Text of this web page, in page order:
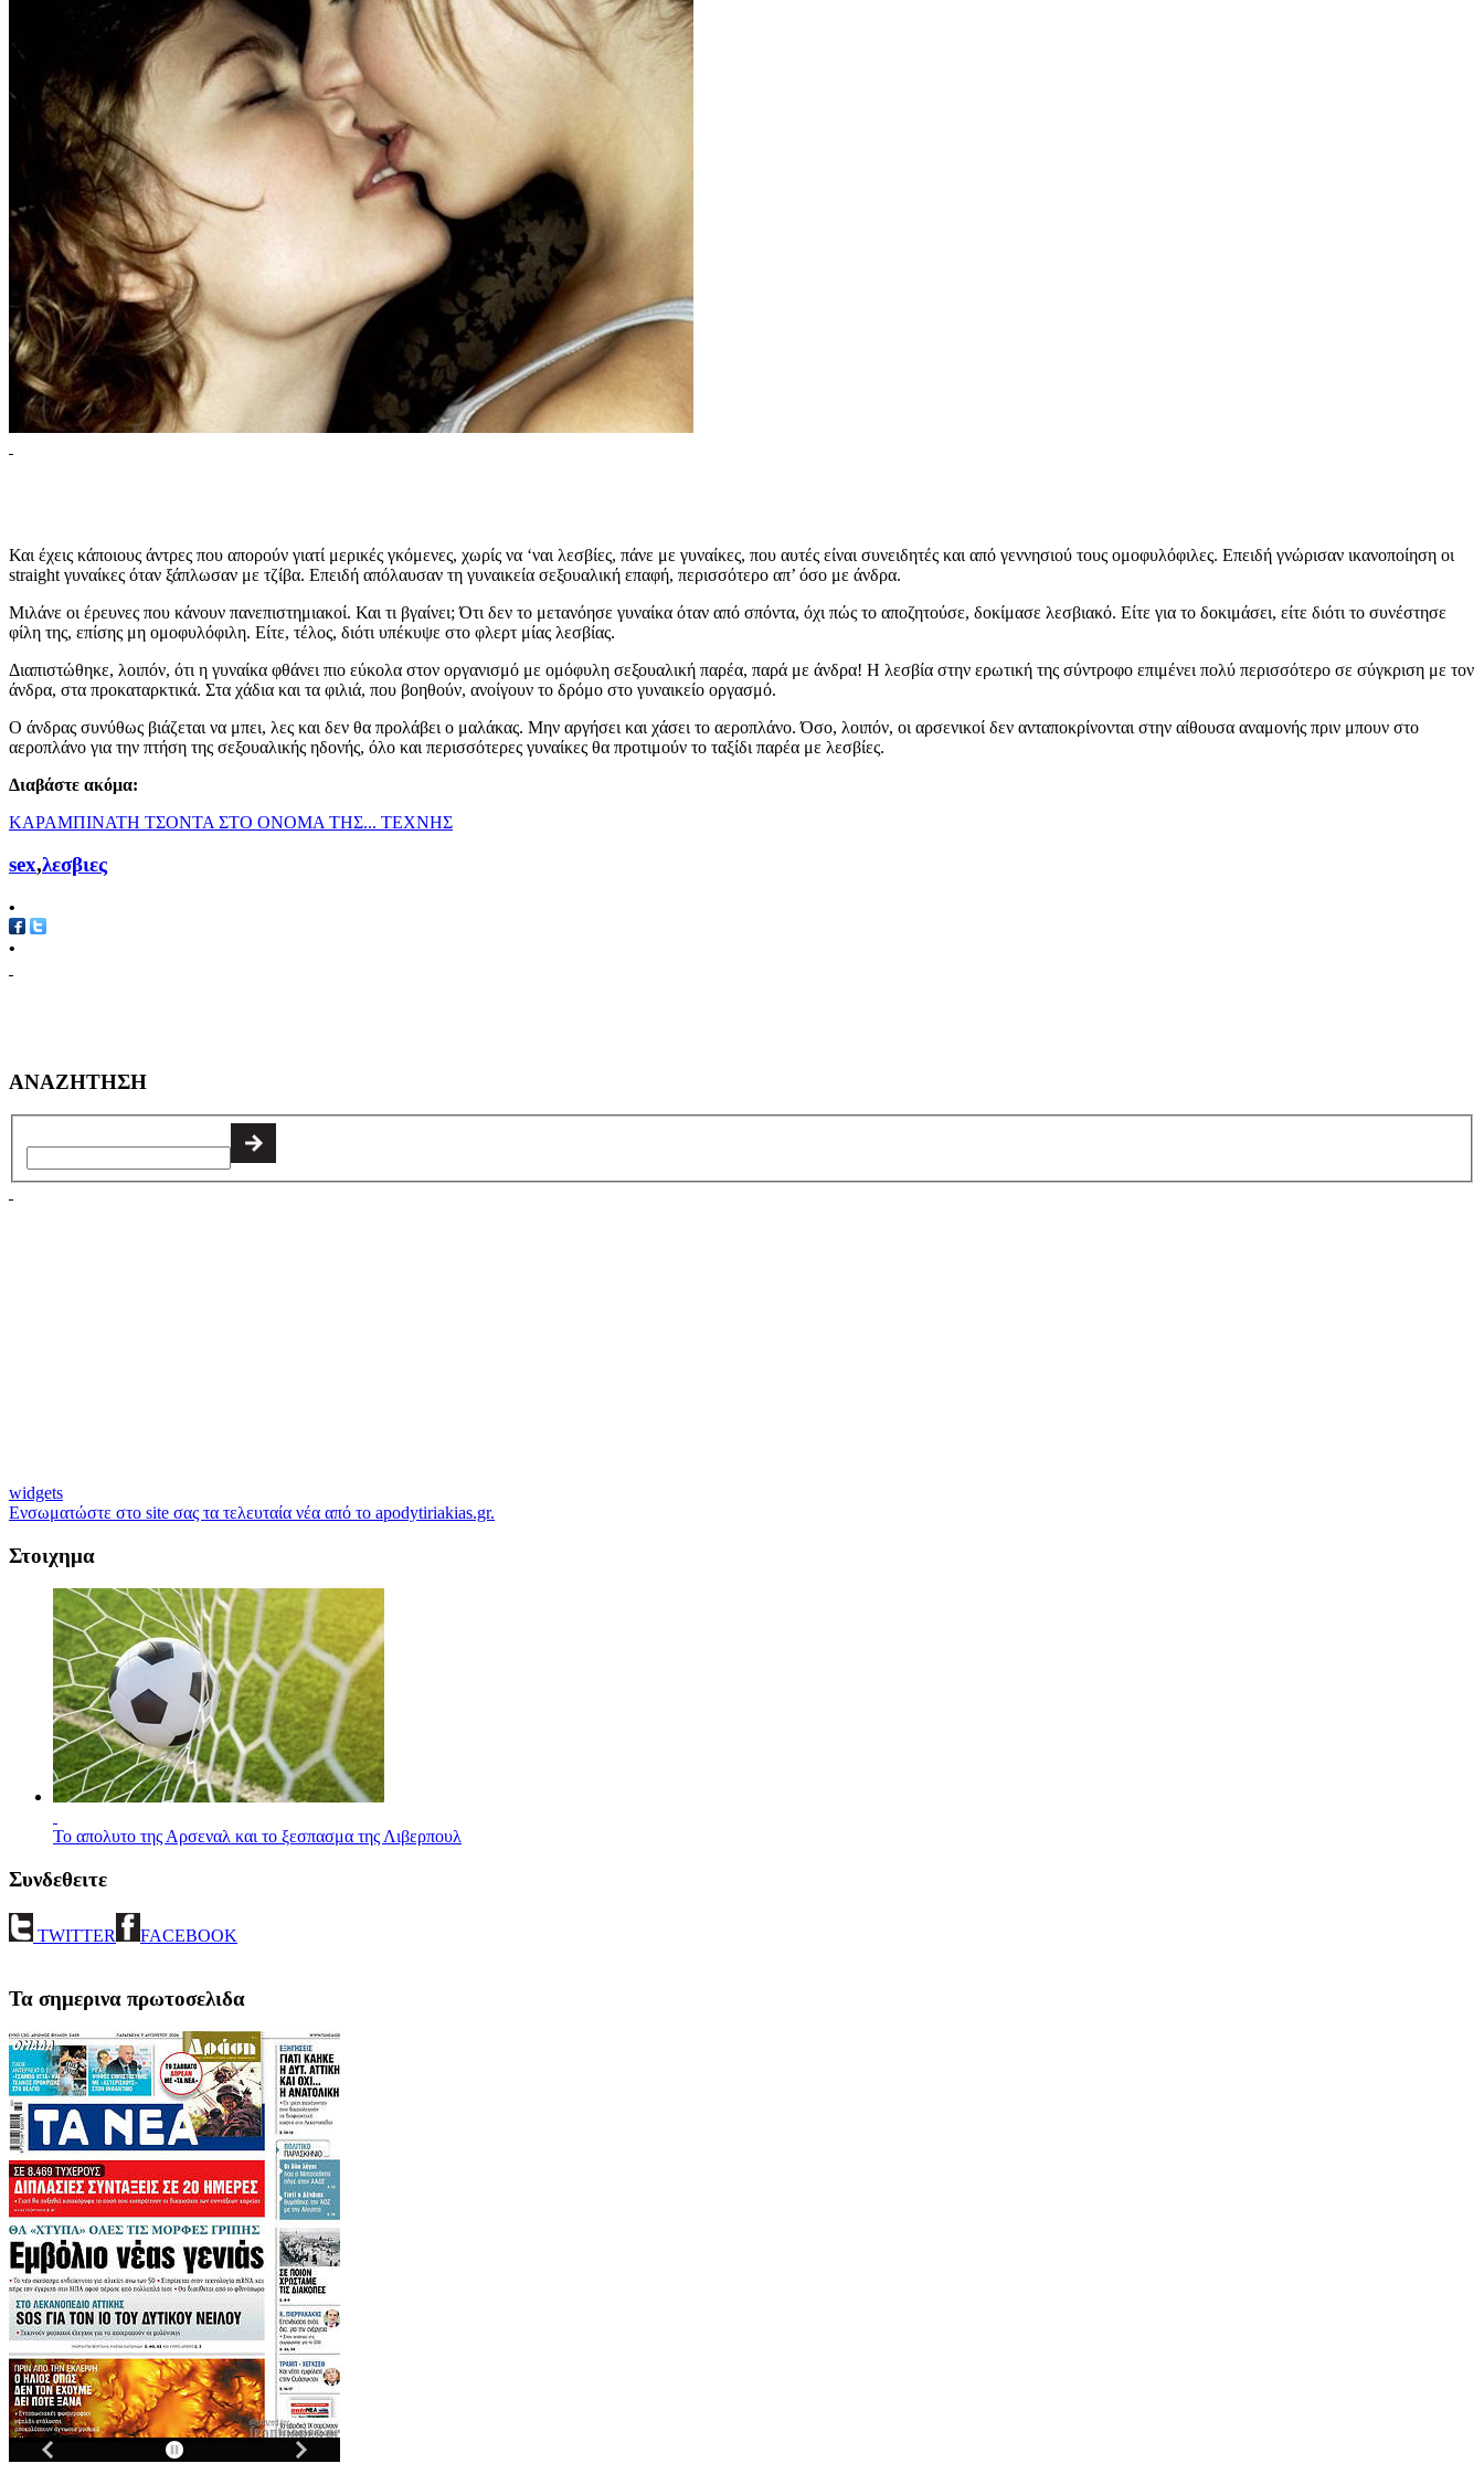
Και έχεις κάποιους άντρες που απορούν γιατί μερικές γκόμενες, χωρίς να ‘ναι λεσβίες, πάνε με γυναίκες, που αυτές είναι συνειδητές και από γεννησιού τους ομοφυλόφιλες. Επειδή γνώρισαν ικανοποίηση οι
straight γυναίκες όταν ξάπλωσαν με τζίβα. Επειδή απόλαυσαν τη γυναικεία σεξουαλική επαφή, περισσότερο απ’ όσο με άνδρα.
Μιλάνε οι έρευνες που κάνουν πανεπιστημιακοί. Και τι βγαίνει; Ότι δεν το μετανόησε γυναίκα όταν από σπόντα, όχι πώς το αποζητούσε, δοκίμασε λεσβιακό. Είτε για το δοκιμάσει, είτε διότι το συνέστησε
φίλη της, επίσης μη ομοφυλόφιλη. Είτε, τέλος, διότι υπέκυψε στο φλερτ μίας λεσβίας.
Διαπιστώθηκε, λοιπόν, ότι η γυναίκα φθάνει πιο εύκολα στον οργανισμό με ομόφυλη σεξουαλική παρέα, παρά με άνδρα! Η λεσβία στην ερωτική της σύντροφο επιμένει πολύ περισσότερο σε σύγκριση με τον
άνδρα, στα προκαταρκτικά. Στα χάδια και τα φιλιά, που βοηθούν, ανοίγουν το δρόμο στο γυναικείο οργασμό.
Ο άνδρας συνύθως βιάζεται να μπει, λες και δεν θα προλάβει ο μαλάκας. Μην αργήσει και χάσει το αεροπλάνο. Όσο, λοιπόν, οι αρσενικοί δεν ανταποκρίνονται στην αίθουσα αναμονής πριν μπουν στο
αεροπλάνο για την πτήση της σεξουαλικής ηδονής, όλο και περισσότερες γυναίκες θα προτιμούν το ταξίδι παρέα με λεσβίες.
Διαβάστε ακόμα:
ΚΑΡΑΜΠΙΝΑΤΗ ΤΣΟΝΤΑ ΣΤΟ ΟΝΟΜΑ ΤΗΣ... ΤΕΧΝΗΣ
sex,λεσβιες
•
•
ΑΝΑΖΗΤΗΣΗ
widgets
Ενσωματώστε στο site σας τα τελευταία νέα από το apodytiriakias.gr.
Στοιχημα
Το απολυτο της Αρσεναλ και το ξεσπασμα της Λιβερπουλ
Συνδεθειτε
TWITTER FACEBOOK
Τα σημερινα πρωτοσελιδα